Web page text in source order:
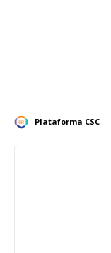
Plataforma CSC